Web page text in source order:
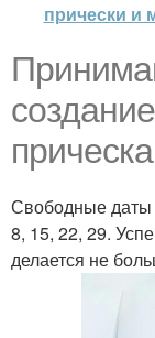
прически и
Свободные даты
8, 15, 22, 29.
делается не